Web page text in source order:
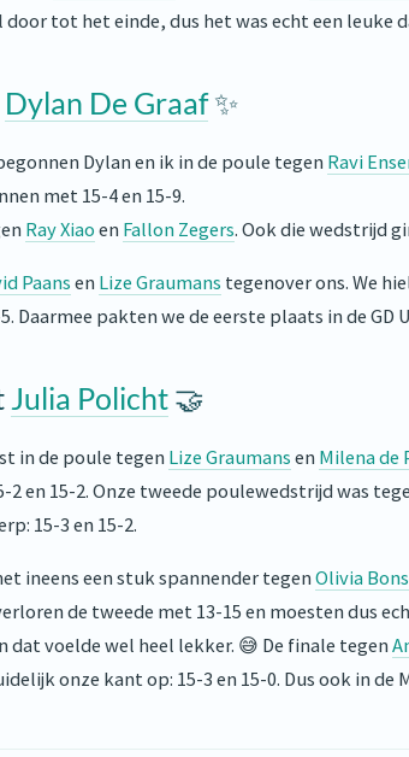
tot het einde, dus het was echt een leuke
Dylan De Graaf✨
Dylan en ik in de poule tegen Ravi
met 15-4 en 15-9.
Ray Xiao en Fallon Zegers. Ook die wedstrijd
Paansen Lize Graumans tegenover ons. We
Daarmee pakten we de eerste plaats in de GD
Julia Policht 🤝
in de poule tegen Lize Graumans en Milena de
en 15-2. Onze tweede poulewedstrijd was
15-3 en 15-2.
ineens een stuk spannender tegenOlivia
de tweede met 13-15 en moesten dus
dat voelde wel heel lekker. 😅 De finale tegen
onze kant op: 15-3 en 15-0. Dus ook in de